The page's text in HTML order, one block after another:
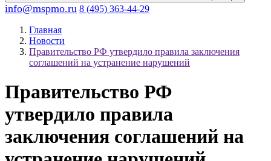
info@mspmo.ru 8 (495) 363-44-29
Главная
Новости
Правительство РФ утвердило правила заключения
соглашений на устранение нарушений
Правительство РФ
утвердило правила
заключения соглашений на